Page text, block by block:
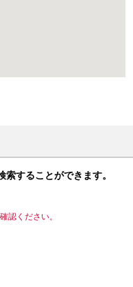
することができます。
認ください。